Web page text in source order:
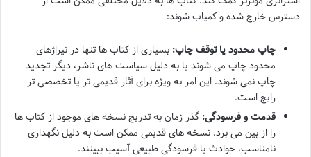
دسترس خارج شده و کمیاب شوند:
چاپ محدود یا توقف چاپ: بسیاری از کتاب ها تنها در تیراژهای
محدود چاپ می شوند یا به دلیل سیاست های ناشر، دیگر تجدید
چاپ نمی شوند. این امر به ویژه برای آثار قدیمی تر یا تخصصی تر
رایج است.
قدمت و فرسودگی: گذر زمان به تدریج نسخه های موجود از کتاب ها
را از بین می برد. نسخه های قدیمی ممکن است به دلیل نگهداری
نامناسب، حوادث یا فرسودگی طبیعی آسیب ببینند.